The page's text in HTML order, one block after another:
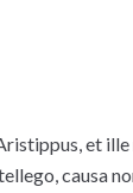
et ille
causa